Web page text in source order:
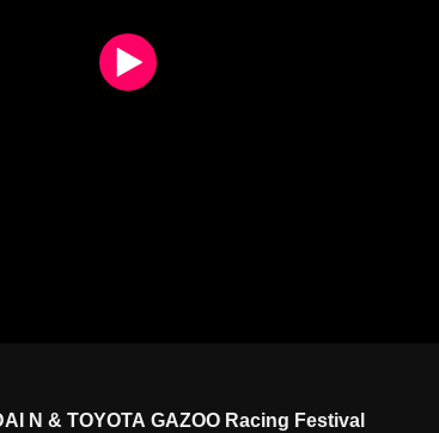
N & TOYOTA GAZOO Racing Festival